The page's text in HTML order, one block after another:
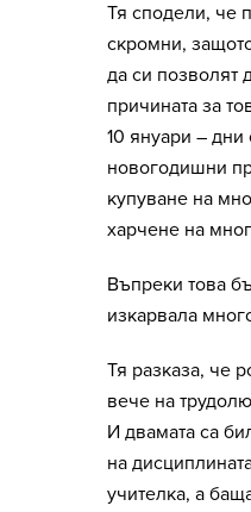
Тя сподели, че
скромни,
да си позволят
причината за
10 януари – дни
новогодишни
купуване на
харчене на
Въпреки това
изкарвала
Тя разказа, че
вече на
И двамата са
на
учителка, а